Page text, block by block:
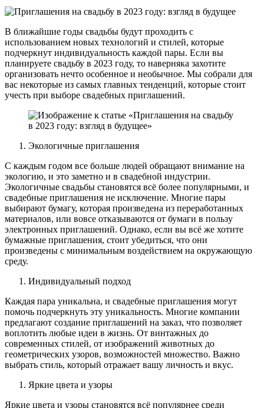
В ближайшие годы свадьбы будут проходить с
использованием новых технологий и стилей, которые
подчеркнут индивидуальность каждой пары. Если вы
планируете свадьбу в 2023 году, то наверняка захотите
организовать нечто особенное и необычное. Мы собрали для
вас некоторые из самых главных тенденций, которые стоит
учесть при выборе свадебных приглашений.
Экологичные приглашения
С каждым годом все больше людей обращают внимание на
экологию, и это заметно и в свадебной индустрии.
Экологичные свадьбы становятся всё более популярными, и
свадебные приглашения не исключение. Многие пары
выбирают бумагу, которая произведена из переработанных
материалов, или вовсе отказываются от бумаги в пользу
электронных приглашений. Однако, если вы всё же хотите
бумажные приглашения, стоит убедиться, что они
произведены с минимальным воздействием на окружающую
среду.
Индивидуальный подход
Каждая пара уникальна, и свадебные приглашения могут
помочь подчеркнуть эту уникальность. Многие компании
предлагают создание приглашений на заказ, что позволяет
воплотить любые идеи в жизнь. От винтажных до
современных стилей, от изображений животных до
геометрических узоров, возможностей множество. Важно
выбрать стиль, который отражает вашу личность и вкус.
Яркие цвета и узоры
Яркие цвета и узоры становятся всё популярнее среди